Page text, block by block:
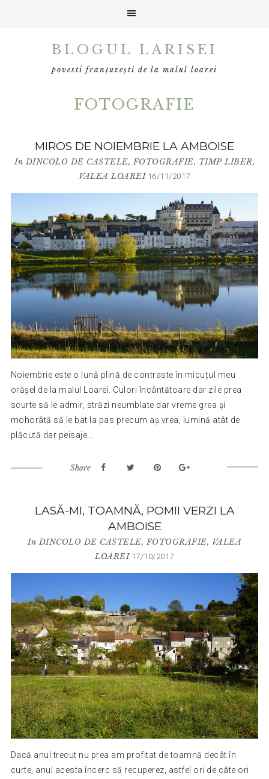
BLOGUL LARISEI
povesti franțuzești de la malul loarei
FOTOGRAFIE
MIROS DE NOIEMBRIE LA AMBOISE
InDINCOLO DE CASTELE,FOTOGRAFIE, TIMP LIBER,
VALEA LOAREI 16/11/2017
Noiembrie este o lună plină de contraste în micuțul meu
orășel de la malul Loarei. Culori încântătoare dar zile prea
scurte să le admir, străzi neumblate dar vreme grea și
mohorâtă să le bat la pas precum aș vrea, lumină atât de
plăcută dar peisaje...
Share
LASĂ-MI, TOAMNĂ, POMII VERZI LA
AMBOISE
InDINCOLO DE CASTELE,FOTOGRAFIE, VALEA
LOAREI 17/10/2017
Dacă anul trecut nu prea am profitat de toamnă decât în
curte, anul acesta încerc să recuperez, astfel ori de câte ori